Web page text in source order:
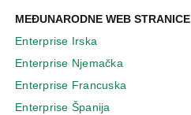
MEĐUNARODNE WEB STRANICE
Enterprise Irska
Enterprise Njemačka
Enterprise Francuska
Enterprise Španija